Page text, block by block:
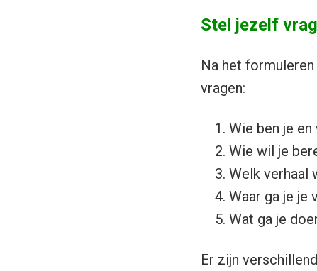
Stel jezelf
Na het
vragen:
Wie ben je
Wie wil je
Welk verhaal
Waar ga je je
Wat ga je
Er zijn